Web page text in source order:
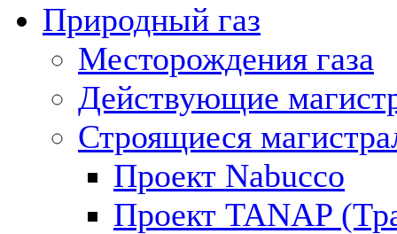
Природный газ
Месторождения газа
Действующие
Строящиеся
Проект Nabucco
Проект TANAP